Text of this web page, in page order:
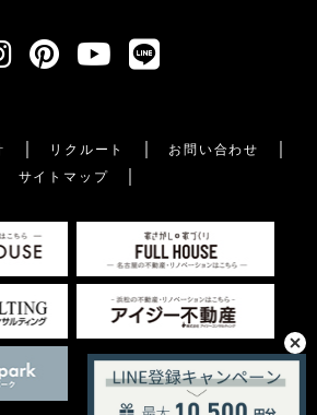
リクルート
お問い合わせ
サイトマップ